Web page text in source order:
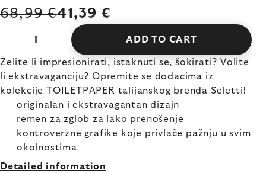
68,99 €41,39 €
ADD TO CART
Želite li impresionirati, istaknuti se, šokirati? Volite
li ekstravaganciju? Opremite se dodacima iz
kolekcije TOILETPAPER talijanskog brenda Seletti!
originalan i ekstravagantan dizajn
remen za zglob za lako prenošenje
kontroverzne grafike koje privlače pažnju u svim
okolnostima
Detailed information